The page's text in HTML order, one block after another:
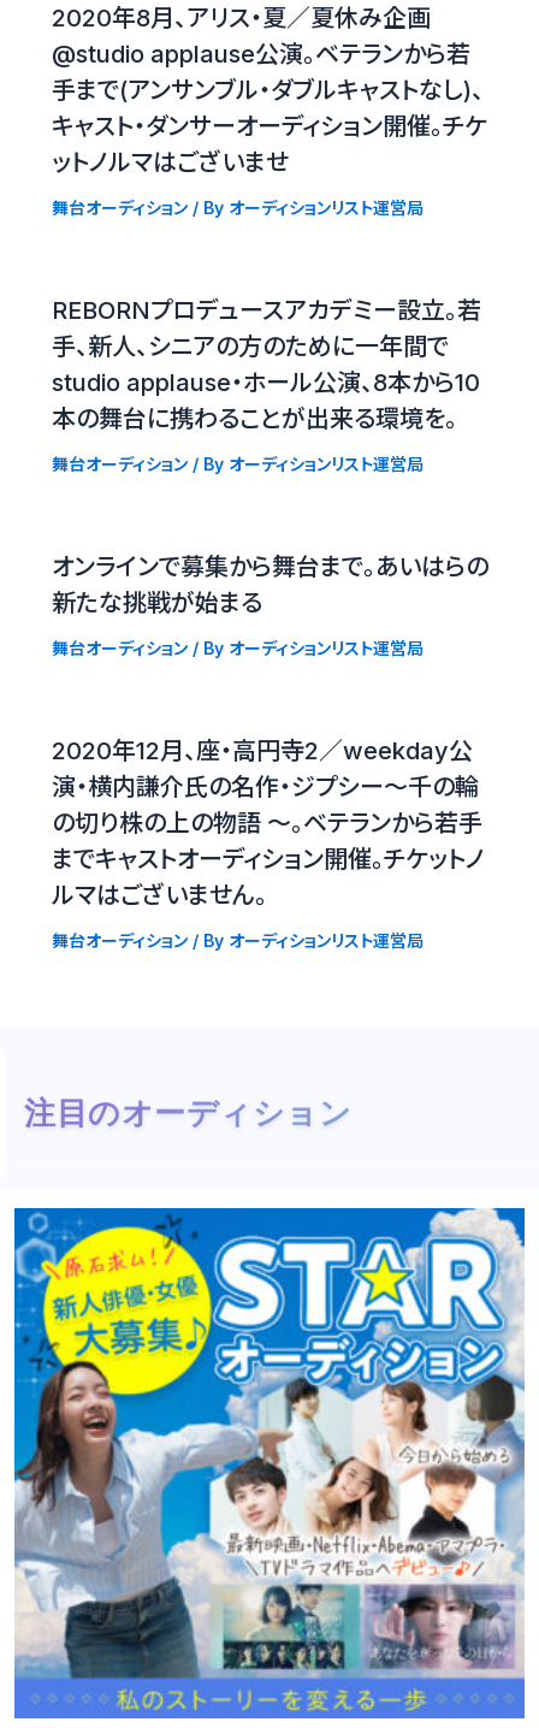
2020年8月、アリス・夏／夏休み企画
@studio applause公演。ベテランから若
手まで(アンサンブル・ダブルキャストなし)、
キャスト・ダンサーオーディション開催。チケ
ットノルマはございませ
舞台オーディション/ By オーディションリスト運営局
REBORNプロデュースアカデミー設立。若
手、新人、シニアの方のために一年間で
studio applause・ホール公演、8本から10
本の舞台に携わることが出来る環境を。
舞台オーディション/ By オーディションリスト運営局
オンラインで募集から舞台まで。あいはらの
新たな挑戦が始まる
舞台オーディション/ By オーディションリスト運営局
2020年12月、座・高円寺2／weekday公
演・横内謙介氏の名作・ジプシー〜千の輪
の切り株の上の物語 〜。ベテランから若手
までキャストオーディション開催。チケットノ
ルマはございません。
舞台オーディション/ By オーディションリスト運営局
注目のオーディション